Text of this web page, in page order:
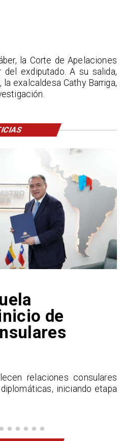
dichos
sobre
de Ferias Libres (ASOF)
se refieran a Fabiola
feria', expresión utilizada
la Corte de Apelaciones
exdiputado. A su salida,
exalcaldesa Cathy Barriga,